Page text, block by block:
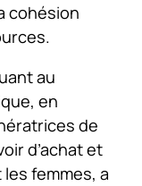
cohésion
au
en
de
d’achat et
femmes, a